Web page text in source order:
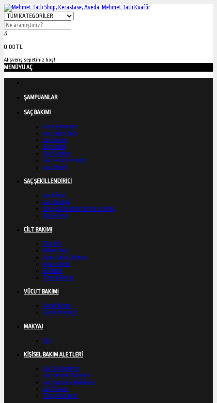
0
0,00TL
Alışveriş sepetiniz boş!
MENÜYÜ AÇ
ŞAMPUANLAR
SAÇ BAKIMI
Kuru Şampuan
Saç Bakım Seti
Saç Boyası
Saç Kremi
Saç Maskesi
Saç Serum ve Yağı
Saç Toniği
SAÇ ŞEKİLLENDİRİCİ
Saç Jölesi
Saç Köpüğü
Saç Şekillendirici Krem ve Wax
Saç Spreyi
CİLT BAKIMI
Duş Jeli
Bakım Yağı
Ayak Koku Önleyici
Ayak Kremi
El Kremi
Tırnak Bakım
VÜCUT BAKIMI
Vücut Kremi
Vücut Peelingi
MAKYAJ
Oje
KİŞİSEL BAKIM ALETLERİ
Saç Düzleştirici
Saç Kesme Makinesi
Saç Kurutma Makinesi
Saç Maşası
Tıraş Makinesi